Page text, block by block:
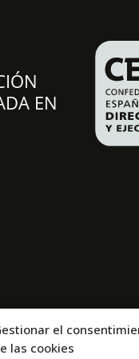
el
las cookies
de Medicina